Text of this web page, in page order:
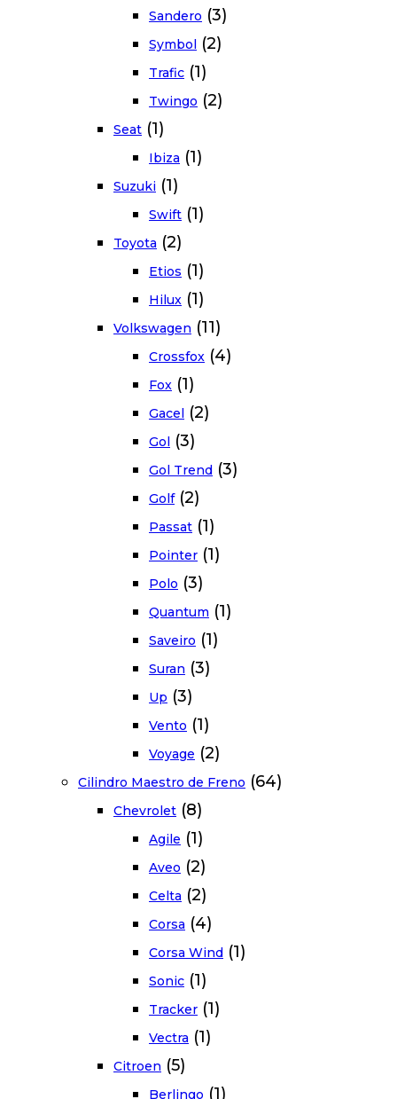
Sandero (3)
Symbol (2)
Trafic (1)
Twingo (2)
Seat (1)
Ibiza (1)
Suzuki (1)
Swift (1)
Toyota (2)
Etios (1)
Hilux (1)
Volkswagen (11)
Crossfox (4)
Fox (1)
Gacel (2)
Gol (3)
Gol Trend (3)
Golf (2)
Passat (1)
Pointer (1)
Polo (3)
Quantum (1)
Saveiro (1)
Suran (3)
Up (3)
Vento (1)
Voyage (2)
Cilindro Maestro de Freno (64)
Chevrolet (8)
Agile (1)
Aveo (2)
Celta (2)
Corsa (4)
Corsa Wind (1)
Sonic (1)
Tracker (1)
Vectra (1)
Citroen (5)
Berlingo (1)